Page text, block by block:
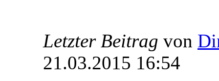
Letzter Beitrag von
21.03.2015 16:54